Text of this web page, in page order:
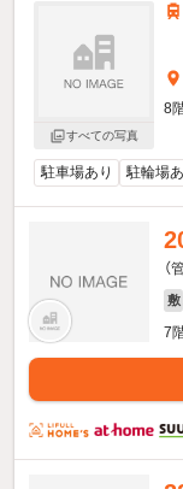
すべての写真
8
駐車場あり 駐輪場
（
敷
7